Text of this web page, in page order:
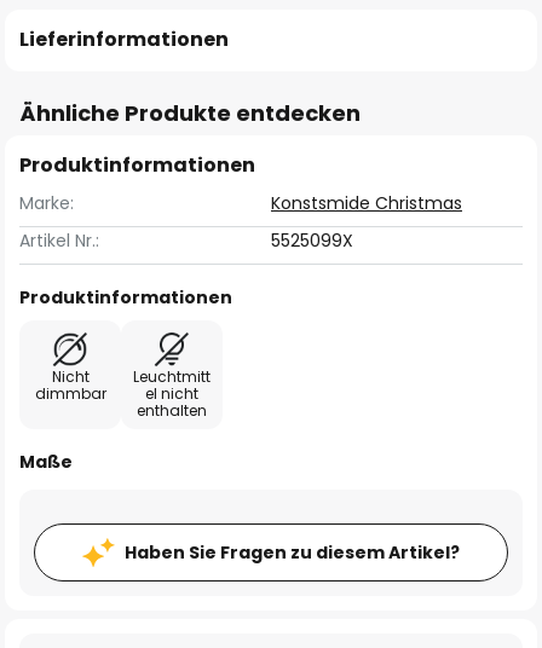
Lieferinformationen
Ähnliche Produkte entdecken
Produktinformationen
Marke:
Konstsmide Christmas
Artikel Nr.:
5525099X
Produktinformationen
Nicht
dimmbar
Leuchtmitt
el nicht
enthalten
Maße
Haben Sie Fragen zu diesem Artikel?